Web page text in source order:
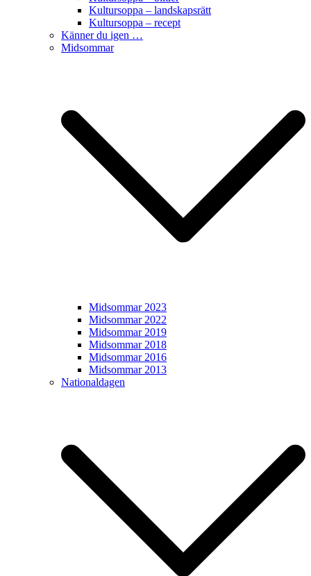
Kultursoppa – landskapsrätt
Kultursoppa – recept
Känner du igen …
Midsommar
Midsommar 2023
Midsommar 2022
Midsommar 2019
Midsommar 2018
Midsommar 2016
Midsommar 2013
Nationaldagen